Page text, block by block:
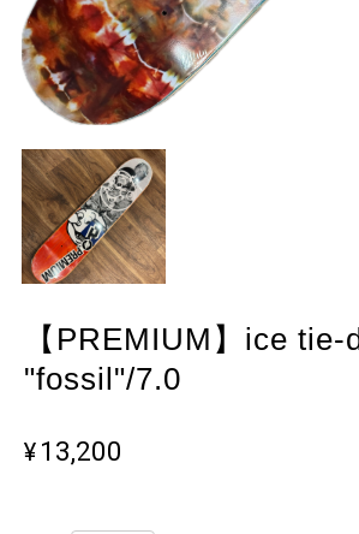
【PREMIUM】ice tie-
"fossil"/7.0
¥13,200